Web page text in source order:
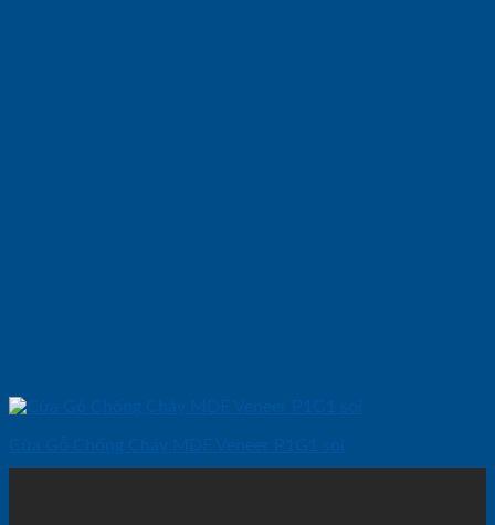
Cửa Gỗ Chống Cháy MDF Veneer P1G1 soi